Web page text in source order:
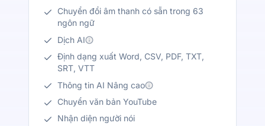
Chuyển đổi âm thanh có sẵn trong 63
ngôn ngữ
Dịch AI
Định dạng xuất Word, CSV, PDF, TXT,
SRT, VTT
Thông tin AI Nâng cao
Chuyển văn bản YouTube
Nhận diện người nói